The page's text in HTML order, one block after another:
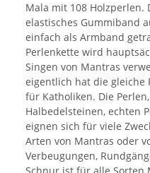
Mala mit 108 Holzperlen.
elastisches Gummiband
einfach als Armband
Perlenkette wird
Singen von Mantras
eigentlich hat die gleiche
für Katholiken. Die
Halbedelsteinen, echten
eignen sich für viele
Arten von Mantras oder
Verbeugungen,